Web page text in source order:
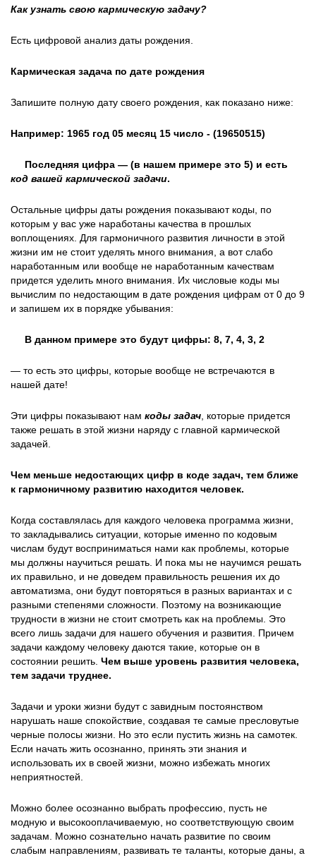
Как узнать свою кармическую задачу?
Есть цифровой анализ даты рождения.
Кармическая задача по дате рождения
Запишите полную дату своего рождения, как показано ниже:
Например: 1965 год 05 месяц 15 число - (19650515)
Последняя цифра — (в нашем примере это 5) и есть
код вашей кармической задачи.
Остальные цифры даты рождения показывают коды, по
которым у вас уже наработаны качества в прошлых
воплощениях. Для гармоничного развития личности в этой
жизни им не стоит уделять много внимания, а вот слабо
наработанным или вообще не наработанным качествам
придется уделить много внимания. Их числовые коды мы
вычислим по недостающим в дате рождения цифрам от 0 до 9
и запишем их в порядке убывания:
В данном примере это будут цифры: 8, 7, 4, 3, 2
— то есть это цифры, которые вообще не встречаются в
нашей дате!
Эти цифры показывают нам коды задач , которые придется
также решать в этой жизни наряду с главной кармической
задачей.
Чем меньше недостающих цифр в коде задач, тем ближе
к гармоничному развитию находится человек.
Когда составлялась для каждого человека программа жизни,
то закладывались ситуации, которые именно по кодовым
числам будут восприниматься нами как проблемы, которые
мы должны научиться решать. И пока мы не научимся решать
их правильно, и не доведем правильность решения их до
автоматизма, они будут повторяться в разных вариантах и с
разными степенями сложности. Поэтому на возникающие
трудности в жизни не стоит смотреть как на проблемы. Это
всего лишь задачи для нашего обучения и развития. Причем
задачи каждому человеку даются такие, которые он в
состоянии решить. Чем выше уровень развития человека,
тем задачи труднее.
Задачи и уроки жизни будут с завидным постоянством
нарушать наше спокойствие, создавая те самые пресловутые
черные полосы жизни. Но это если пустить жизнь на самотек.
Если начать жить осознанно, принять эти знания и
использовать их в своей жизни, можно избежать многих
неприятностей.
Можно более осознанно выбрать профессию, пусть не
модную и высокооплачиваемую, но соответствующую своим
задачам. Можно сознательно начать развитие по своим
слабым направлениям, развивать те таланты, которые даны, а